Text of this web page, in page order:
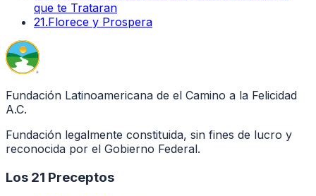
que te Trataran
21.Florece y Prospera
Fundación Latinoamericana de el Camino a la Felicidad
A.C.
Fundación legalmente constituida, sin fines de lucro y
reconocida por el Gobierno Federal.
Los 21 Preceptos